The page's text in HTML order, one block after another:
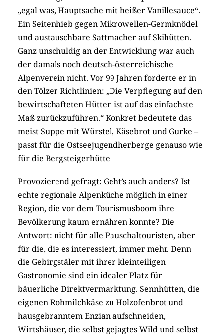
„egal was, Hauptsache mit heißer Vanillesauce“.
Ein Seitenhieb gegen Mikrowellen-Germknödel
und austauschbare Sattmacher auf Skihütten.
Ganz unschuldig an der Entwicklung war auch
der damals noch deutsch-österreichische
Alpenverein nicht. Vor 99 Jahren forderte er in
den Tölzer Richtlinien: „Die Verpflegung auf den
bewirtschafteten Hütten ist auf das einfachste
Maß zurückzuführen.“ Konkret bedeutete das
meist Suppe mit Würstel, Käsebrot und Gurke –
passt für die Ostseejugendherberge genauso wie
für die Bergsteigerhütte.
Provozierend gefragt: Geht’s auch anders? Ist
echte regionale Alpenküche möglich in einer
Region, die vor dem Tourismusboom ihre
Bevölkerung kaum ernähren konnte? Die
Antwort: nicht für alle Pauschaltouristen, aber
für die, die es interessiert, immer mehr. Denn
die Gebirgstäler mit ihrer kleinteiligen
Gastronomie sind ein idealer Platz für
bäuerliche Direktvermarktung. Sennhütten, die
eigenen Rohmilchkäse zu Holzofenbrot und
hausgebranntem Enzian aufschneiden,
Wirtshäuser, die selbst gejagtes Wild und selbst